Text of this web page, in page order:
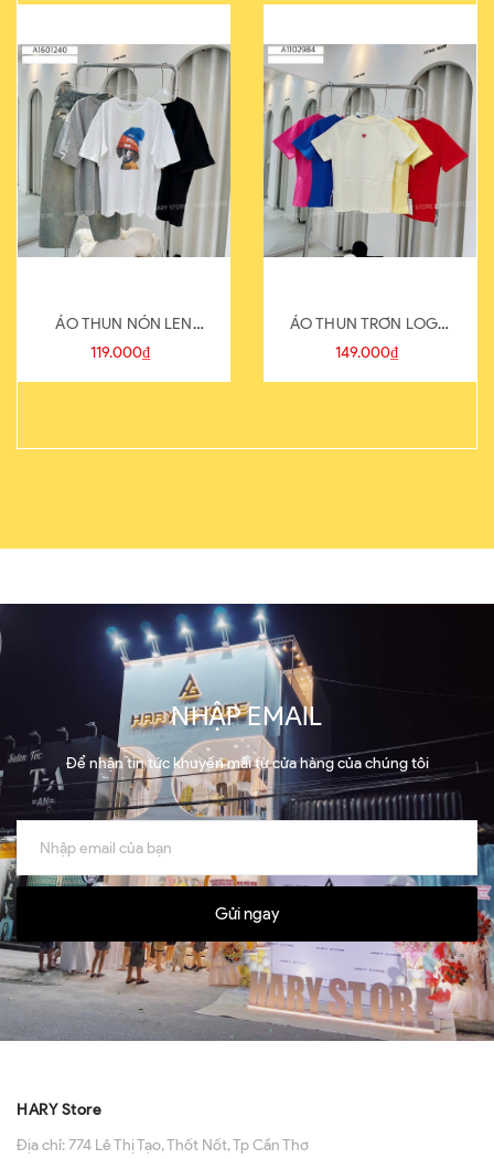
ÁO THUN NÓN LEN
821-1
119.000₫
ÁO THUN TRƠN LOGO
SAU
149.000₫
NHẬP EMAIL
Để nhận tin tức khuyến mãi từ cửa hàng của chúng tôi
Gửi ngay
HARY Store
Địa chỉ:774 Lê Thị Tạo, Thốt Nốt, Tp Cần Thơ